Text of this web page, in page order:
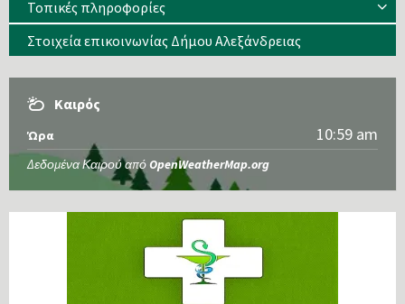
Τοπικές πληροφορίες
Στοιχεία επικοινωνίας Δήμου Αλεξάνδρειας
Καιρός
Ώρα 10:59 am
Δεδομένα Καιρού από OpenWeatherMap.org